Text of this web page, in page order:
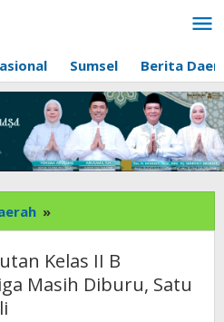
Sumsel Berita
»
Tahanan
Rutan
Kelas
II
Kelas II B
Masih Diburu, Satu